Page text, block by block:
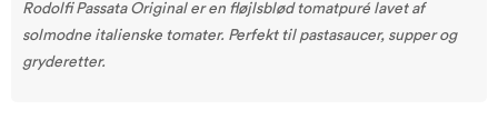
Rodolfi Passata Original er en fløjlsblød tomatpuré lavet af
solmodne italienske tomater. Perfekt til pastasaucer, supper og
gryderetter.